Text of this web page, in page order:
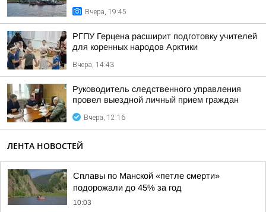
Вчера, 19:45
РГПУ Герцена расширит подготовку учителей
для коренных народов Арктики
Вчера, 14:43
Руководитель следственного управления
провел выездной личный прием граждан
Вчера, 12:16
ЛЕНТА НОВОСТЕЙ
Сплавы по Манской «петле смерти»
подорожали до 45% за год
10:03